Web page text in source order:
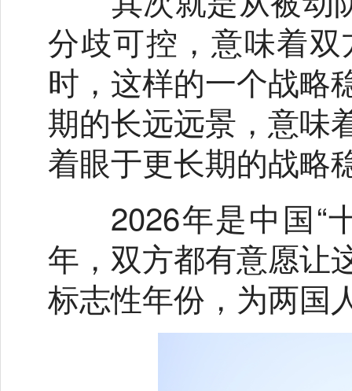
分歧可控，意味着
时，这样的一个战略
期的长远远景，意味
着眼于更长期的战略
2026年是中国“
年，双方都有意愿让
标志性年份，为两国